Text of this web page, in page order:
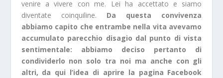
venire a vivere con me. Lei ha accettato e siamo
diventate coinquiline. Da questa convivenza
abbiamo capito che entrambe nella vita avevamo
accumulato parecchio disagio dal punto di vista
sentimentale: abbiamo deciso pertanto di
condividerlo non solo tra noi ma anche con gli
altri, da qui l’idea di aprire la pagina Facebook